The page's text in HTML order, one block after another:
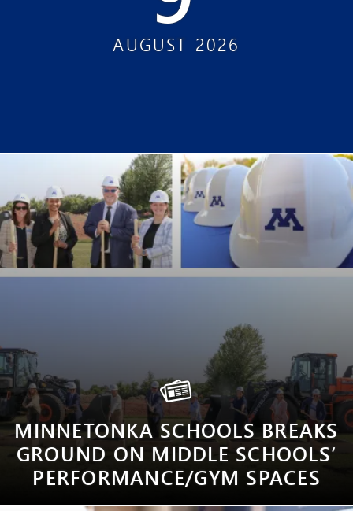
AUGUST 2026
MINNETONKA SCHOOLS BREAKS
GROUND ON MIDDLE SCHOOLS’
PERFORMANCE/GYM SPACES